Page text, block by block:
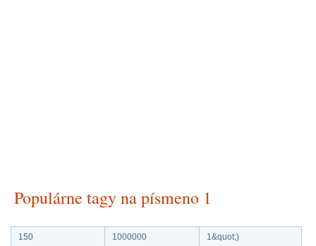
Populárne tagy na písmeno 1
150 1000000 1&quot;)